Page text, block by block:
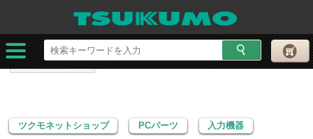
ツクモネットショップ PCパーツ
ゲーミングマウス
ツクモネットショップ PCパーツ 入力機器